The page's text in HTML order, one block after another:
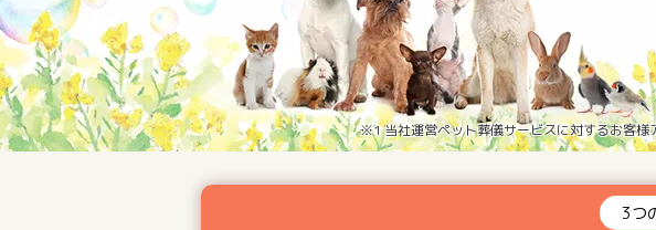
※1 当社運営ペット葬儀サービスに対するお客様
3つ